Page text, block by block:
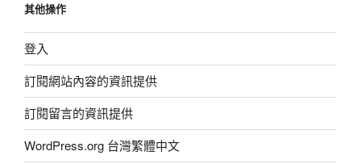
其他操作
登入
訂閱網站內容的資訊提供
訂閱留言的資訊提供
WordPress.org 台灣繁體中文